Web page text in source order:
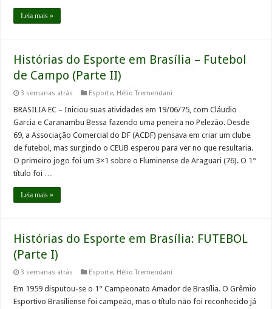
Leia mais »
Histórias do Esporte em Brasília – Futebol
de Campo (Parte II)
3 semanas atrás Esporte, Hélio Tremendani
BRASILIA EC – Iniciou suas atividades em 19/06/75, com Cláudio
Garcia e Caranambu Bessa fazendo uma peneira no Pelezão. Desde
69, a Associação Comercial do DF (ACDF) pensava em criar um clube
de futebol, mas surgindo o CEUB esperou para ver no que resultaria.
O primeiro jogo foi um 3×1 sobre o Fluminense de Araguari (76). O 1°
título foi …
Leia mais »
Histórias do Esporte em Brasília: FUTEBOL
(Parte I)
3 semanas atrás Esporte, Hélio Tremendani
Em 1959 disputou-se o 1° Campeonato Amador de Brasília. O Grêmio
Esportivo Brasiliense foi campeão, mas o título não foi reconhecido já